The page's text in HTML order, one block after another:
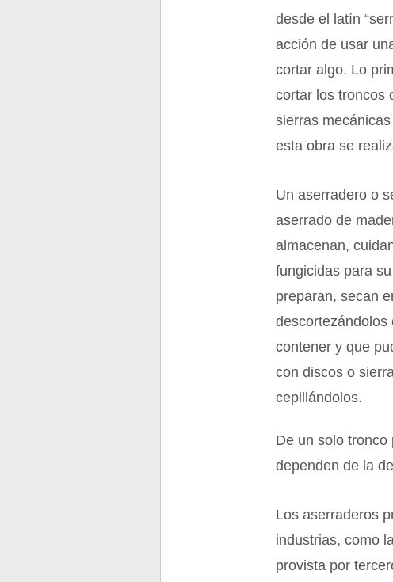
desde el latín
acción de usar
cortar algo. Lo
cortar los troncos
sierras
esta obra se
Un aserradero o
aserrado de
almacenan,
fungicidas para
preparan, secan
descortezándolos
contener y que
con discos o
cepillándolos.
De un solo tronco
dependen de la
Los aserraderos
industrias, como
provista por